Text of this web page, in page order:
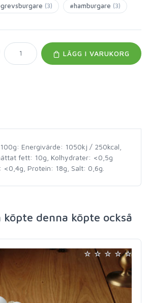
(3) #hamburgare (3)
LÄGG I VARUKORG
Energivärde: 1050kj / 250kcal,
fett: 10g, Kolhydrater: <0,5g
Protein: 18g, Salt: 0,6g.
köpte denna köpte också